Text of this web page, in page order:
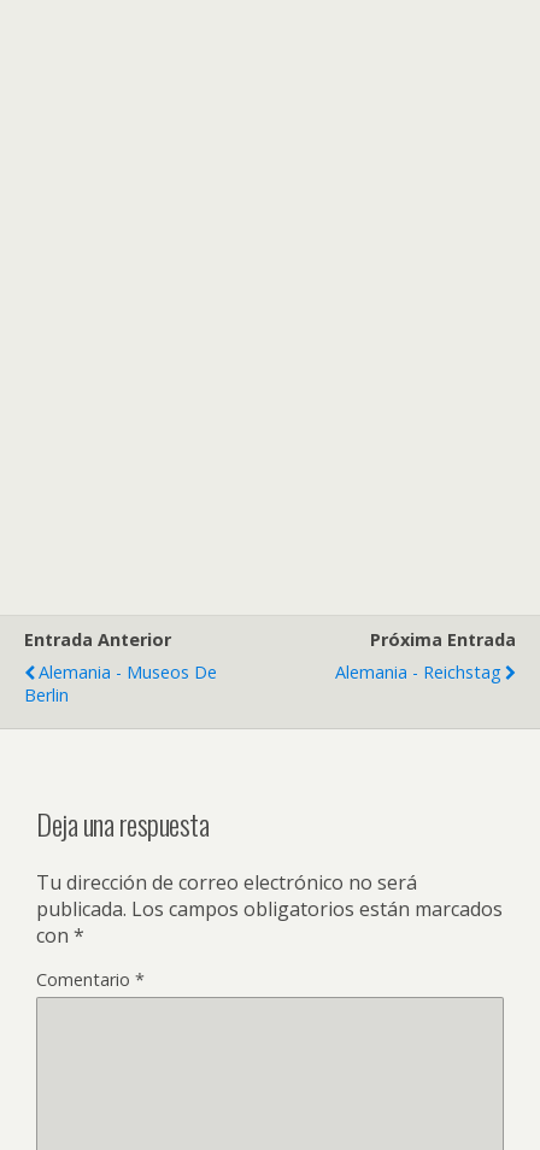
Entrada Anterior
Alemania - Museos De
Berlin
Próxima Entrada
Alemania - Reichstag
Deja una respuesta
Tu dirección de correo electrónico no será
publicada. Los campos obligatorios están marcados
con *
Comentario *